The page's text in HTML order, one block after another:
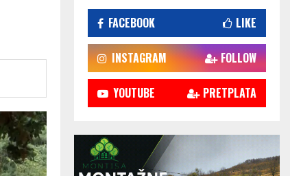
FACEBOOK LIKE
INSTAGRAM FOLLOW
YOUTUBE PRETPLATA